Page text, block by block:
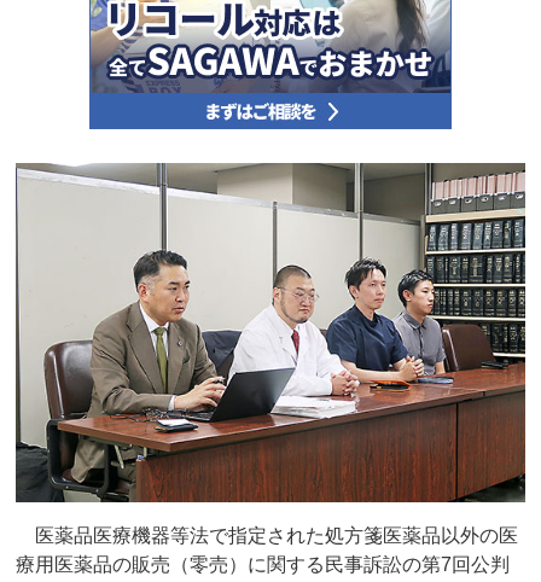
医薬品医療機器等法で指定された処方箋医薬品以外の医
療用医薬品の販売（零売）に関する民事訴訟の第7回公判